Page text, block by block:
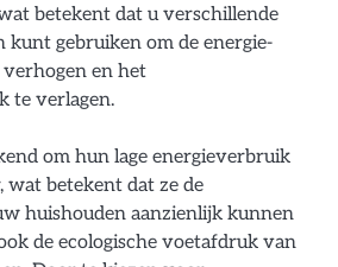
betekent dat u verschillende
kunt gebruiken om de energie-
en het
te verlagen.
om hun lage energieverbruik
wat betekent dat ze de
huishouden aanzienlijk kunnen
de ecologische voetafdruk van